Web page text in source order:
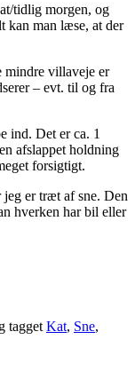
tidlig morgen, og
kan man læse, at der
mindre villaveje er
– evt. til og fra
ind. Det er ca. 1
afslappet holdning
forsigtigt.
er træt af sne. Den
hverken har bil eller
tagget Kat, Sne,